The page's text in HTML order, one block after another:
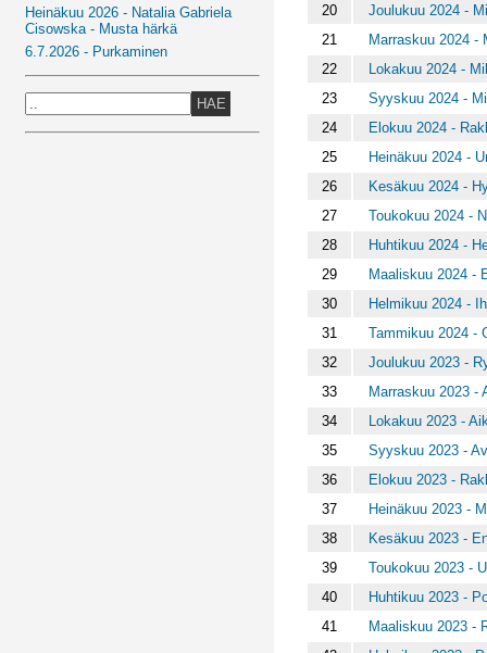
Heinäkuu 2026 - Natalia Gabriela
Cisowska - Musta härkä
6.7.2026 - Purkaminen
HAE
20
Joulukuu 2024 -
21
Marraskuu 2024 -
22
Lokakuu 2024 -
23
Syyskuu 2024 -
24
Elokuu 2024 -
25
Heinäkuu 2024 -
26
Kesäkuu 2024 -
27
Toukokuu 2024 -
28
Huhtikuu 2024 -
29
Maaliskuu 2024 -
30
Helmikuu 2024 -
31
Tammikuu 2024 -
32
Joulukuu 2023 -
33
Marraskuu 2023 -
34
Lokakuu 2023 -
35
Syyskuu 2023 -
36
Elokuu 2023 -
37
Heinäkuu 2023 -
38
Kesäkuu 2023 -
39
Toukokuu 2023 -
40
Huhtikuu 2023 -
41
Maaliskuu 2023 -